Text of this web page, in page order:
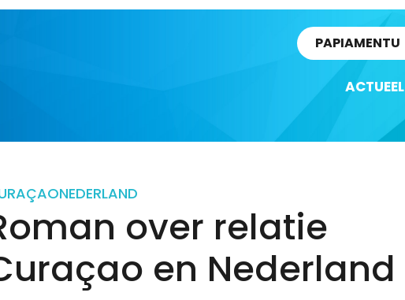
PAPIAMENTU
ACTUEEL
NEDERLAND
over relatie
en Nederland